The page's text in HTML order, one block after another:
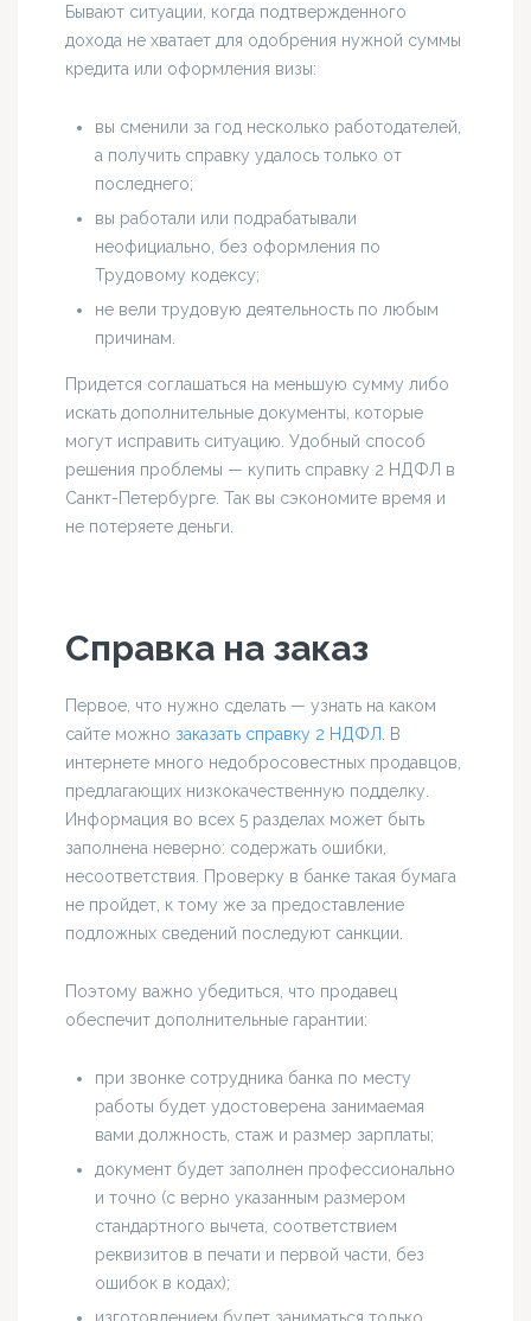
Бывают ситуации, когда подтвержденного
дохода не хватает для одобрения нужной суммы
кредита или оформления визы:
вы сменили за год несколько работодателей,
а получить справку удалось только от
последнего;
вы работали или подрабатывали
неофициально, без оформления по
Трудовому кодексу;
не вели трудовую деятельность по любым
причинам.
Придется соглашаться на меньшую сумму либо
искать дополнительные документы, которые
могут исправить ситуацию. Удобный способ
решения проблемы — купить справку 2 НДФЛ в
Санкт-Петербурге. Так вы сэкономите время и
не потеряете деньги.
Справка на заказ
Первое, что нужно сделать — узнать на каком
сайте можно заказать справку 2 НДФЛ
. В
интернете много недобросовестных продавцов,
предлагающих низкокачественную подделку.
Информация во всех 5 разделах может быть
заполнена неверно: содержать ошибки,
несоответствия. Проверку в банке такая бумага
не пройдет, к тому же за предоставление
подложных сведений последуют санкции.
Поэтому важно убедиться, что продавец
обеспечит дополнительные гарантии:
при звонке сотрудника банка по месту
работы будет удостоверена занимаемая
вами должность, стаж и размер зарплаты;
документ будет заполнен профессионально
и точно (с верно указанным размером
стандартного вычета, соответствием
реквизитов в печати и первой части, без
ошибок в кодах);